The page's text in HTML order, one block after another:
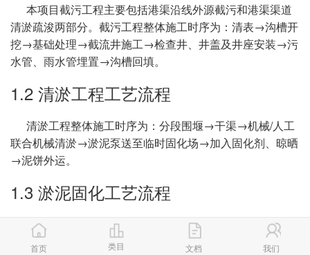
本项目截污工程主要包括港渠沿线外源截污和港渠渠道
清淤疏浚两部分。截污工程整体施工时序为：清表→沟槽开
挖→基础处理→截流井施工→检查井、井盖及井座安装→污
水管、雨水管埋置→沟槽回填。
1.2 清淤工程工艺流程
清淤工程整体施工时序为：分段围堰→干渠→机械/人工
联合机械清淤→淤泥泵送至临时固化场→加入固化剂、晾晒
→泥饼外运。
1.3 淤泥固化工艺流程
淤泥固化流程包括：淤泥运输至临时固化场→淤泥平铺
→加入固化剂→机械搅拌→晾晒→泥饼外运。
首页 类目 文档 我们